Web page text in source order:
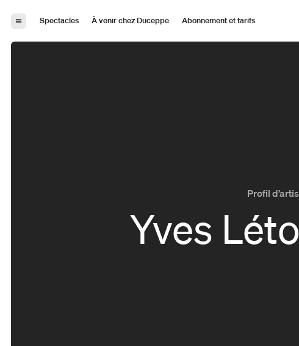
Spectacles
À venir chez Duceppe
Abonnement et tarifs
Profil
Yves